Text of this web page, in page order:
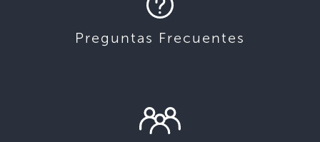
Preguntas Frecuentes